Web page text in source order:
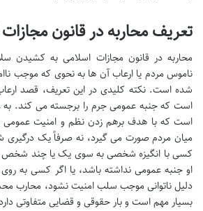
تعریف محاربه در قانون
محاربه در قانون مجازات اسلامی به کشیدن
ناموس مردم یا ارعاب آن ها به نحوی که موجب
شده است. نکته کلیدی در این تعریف، قصد
است که جنبه عمومی جرم را برجسته می کند. به
است که با هدف برهم زدن نظم و امنیت
میان مردم صورت می گیرد، نه صرفاً یک درگیری
کسی با انگیزه شخصی به سوی یک یا چند
او جنبه عمومی نداشته باشد، یا اگر کسی به
دلیل ناتوانی موجب سلب امنیت نشود، محارب
بسیار مهم است و بار حقوقی و قضایی متفاوتی